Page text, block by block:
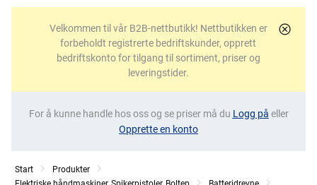
Velkommen til vår B2B-nettbutikk! Nettbutikken er
forbeholdt registrerte bedriftskunder, opprett
bedriftskonto for tilgang til sortiment, priser og
leveringstider.
For å kunne handle hos oss og se priser må du Logg på eller
Opprette en konto
Start
Produkter